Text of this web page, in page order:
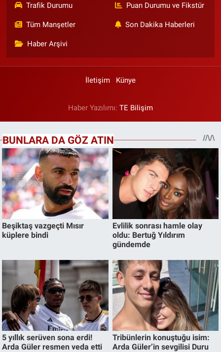
Trafik Durumu Puan Durumu ve Fikstür
Tüm Manşetler Son Dakika Haberleri
Haber Arşivi
İletişim Künye
Haber Yazılımı: TE Bilişim